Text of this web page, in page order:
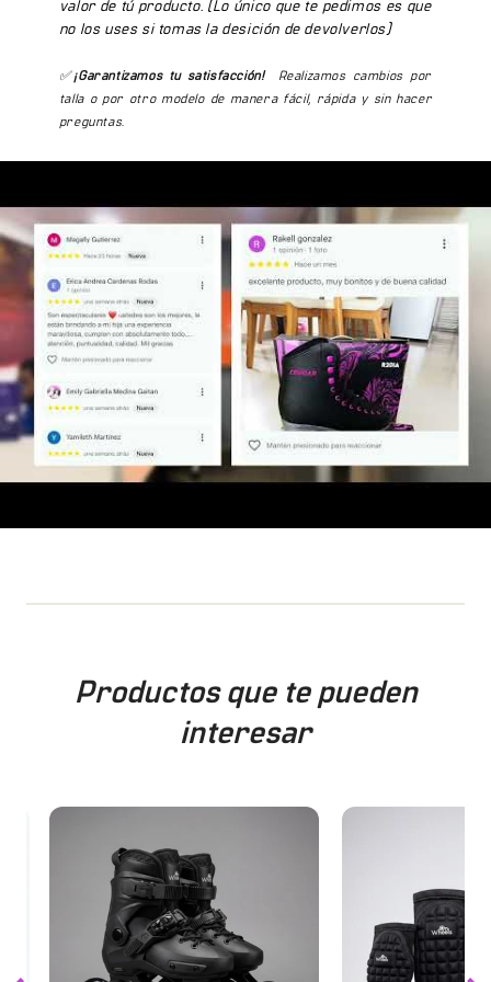
Preguntas Frecuentes
El set incluye una medida específica (100mm o 110mm). Confirma la medida
de tu chasis antes de comprar.
¿Son compatibles con patines SR, SK y C3?
Estas ruedas usan rodamientos estándar de patines (608 2RS). Los
rodamientos de tus patines actuales son compatibles.
¿Cuánto duran estas ruedas en uso intensivo?
Con 3-4 sesiones semanales, las ruedas de 100-110mm pueden durar 6-12
meses dependiendo del tipo de superficie.
✅ Envío a toda Colombia
— llegamos hasta tu puerta.
✅ Pago contraentrega
— pagas cuando recibes, sin riesgos.
✅ Pago con Sistecrédito
— financia tu compra fácilmente.
— miles de familias confían en Cougar.
✅ 15 años de experiencia
en deportes de ruedas en Colombia.
valor de tú producto. (Lo único que te pedimos es que
no los uses si tomas la desición de devolverlos)
✅¡Garantizamos tu satisfacción!Realizamos cambios por
talla o por otro modelo de manera fácil, rápida y sin hacer
preguntas.
Productos que te pueden
interesar